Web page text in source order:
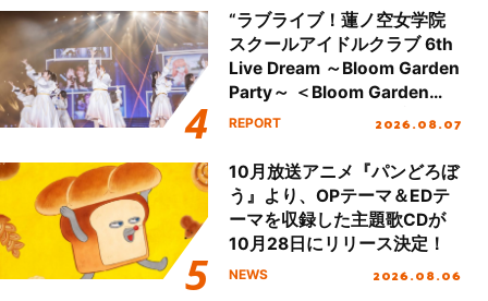
“ラブライブ！蓮ノ空女学院
スクールアイドルクラブ 6th
Live Dream ～Bloom Garden
Party～ ＜Bloom Garden
Party Stage／埼玉公演＞”
REPORT 2026.08.07
10月放送アニメ『パンどろぼ
う』より、OPテーマ＆EDテ
ーマを収録した主題歌CDが
10月28日にリリース決定！
NEWS 2026.08.06